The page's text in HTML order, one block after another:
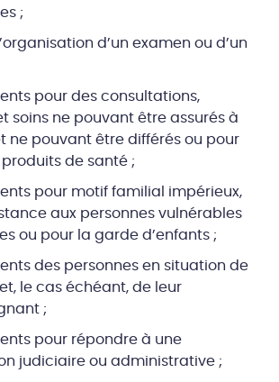
;
d’un examen ou d’un
pour des consultations,
soins ne pouvant être assurés à
ne pouvant être différés ou pour
produits de santé ;
pour motif familial impérieux,
aux personnes vulnérables
ou pour la garde d’enfants ;
des personnes en situation de
le cas échéant, de leur
;
pour répondre à une
judiciaire ou administrative ;